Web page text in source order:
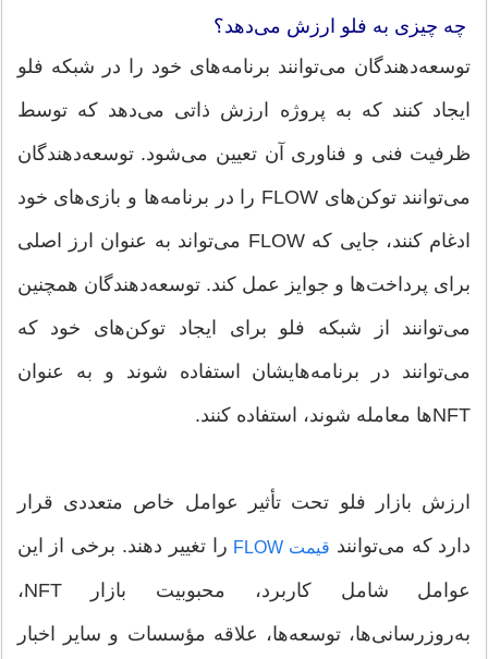
چه چیزی به فلو ارزش می‌دهد؟
توسعه‌دهندگان می‌توانند برنامه‌های خود را در شبکه فلو
ایجاد کنند که به پروژه ارزش ذاتی می‌دهد که توسط
ظرفیت فنی و فناوری آن تعیین می‌شود. توسعه‌دهندگان
می‌توانند توکن‌های FLOW را در برنامه‌ها و بازی‌های خود
ادغام کنند، جایی که FLOW می‌تواند به عنوان ارز اصلی
برای پرداخت‌ها و جوایز عمل کند. توسعه‌دهندگان همچنین
می‌توانند از شبکه فلو برای ایجاد توکن‌های خود که
می‌توانند در برنامه‌هایشان استفاده شوند و به عنوان
NFTها معامله شوند، استفاده کنند.
ارزش بازار فلو تحت تأثیر عوامل خاص متعددی قرار
دارد که می‌توانند قیمت FLOW را تغییر دهند. برخی از این
عوامل شامل کاربرد، محبوبیت بازار NFT،
به‌روزرسانی‌ها، توسعه‌ها، علاقه مؤسسات و سایر اخبار